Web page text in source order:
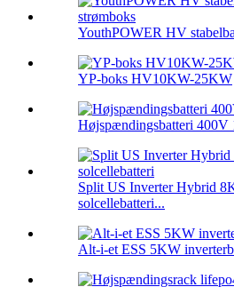
YouthPOWER HV
YP-boks HV10KW-25KW
Højspændingsbatteri 400V
Split US Inverter Hybrid
solcellebatteri...
Alt-i-et ESS 5KW